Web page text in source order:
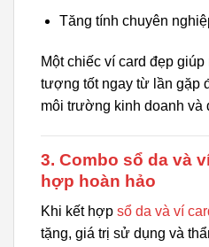
Tăng tính chuyên
Một chiếc ví card đẹp
tượng tốt ngay từ lần gặp
môi trường kinh doanh và
3. Combo sổ da và
hợp hoàn hảo
Khi kết hợp sổ da và ví
tặng, giá trị sử dụng và